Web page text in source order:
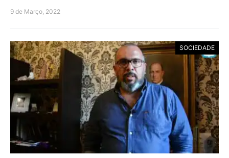
9 de Março, 2022
SOCIEDADE